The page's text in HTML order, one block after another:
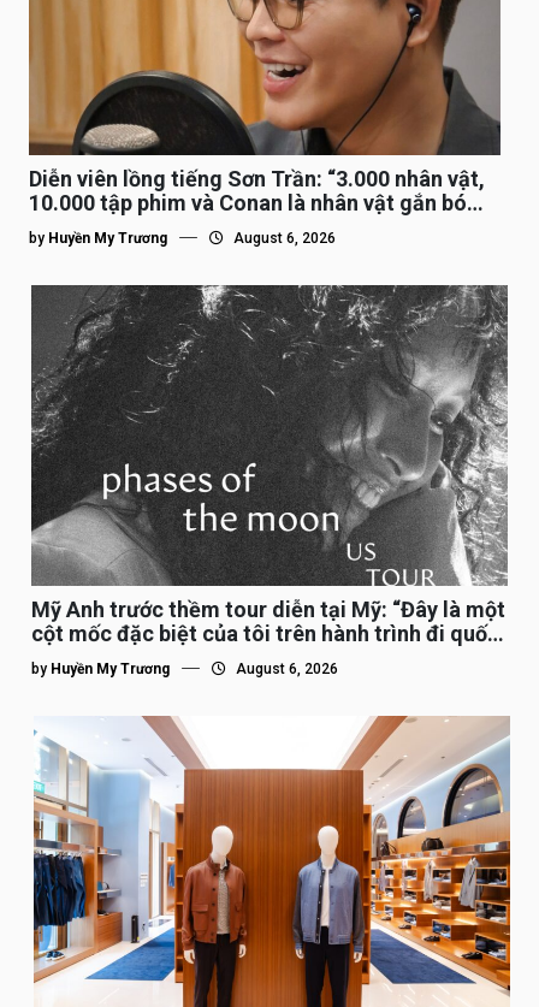
Diễn viên lồng tiếng Sơn Trần: “3.000 nhân vật,
10.000 tập phim và Conan là nhân vật gắn bó
lâu nhất”
by Huyền My Trương August 6, 2026
Mỹ Anh trước thềm tour diễn tại Mỹ: “Đây là một
cột mốc đặc biệt của tôi trên hành trình đi quốc
tế”
by Huyền My Trương August 6, 2026